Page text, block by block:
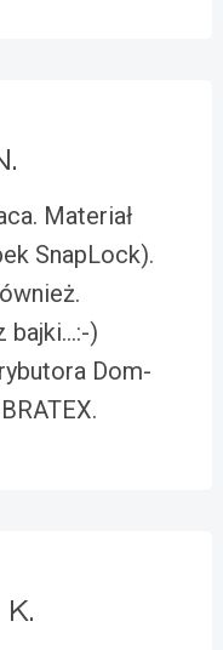
Materiał
SnapLock).
bajki…:-)
Dom-